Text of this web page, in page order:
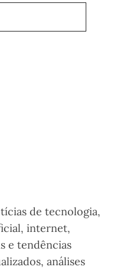
de tecnologia,
internet,
e tendências
análises